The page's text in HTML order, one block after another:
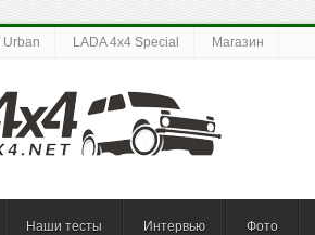
Urban LADA 4x4 Special Магазин
Наши тесты Интервью Фото